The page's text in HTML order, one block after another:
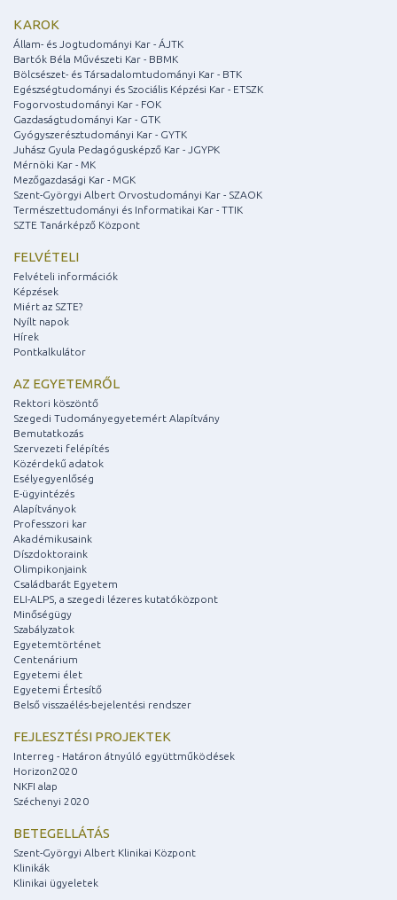
KAROK
Állam- és Jogtudományi Kar - ÁJTK
Bartók Béla Művészeti Kar - BBMK
Bölcsészet- és Társadalomtudományi Kar - BTK
Egészségtudományi és Szociális Képzési Kar - ETSZK
Fogorvostudományi Kar - FOK
Gazdaságtudományi Kar - GTK
Gyógyszerésztudományi Kar - GYTK
Juhász Gyula Pedagógusképző Kar - JGYPK
Mérnöki Kar - MK
Mezőgazdasági Kar - MGK
Szent-Györgyi Albert Orvostudományi Kar - SZAOK
Természettudományi és Informatikai Kar - TTIK
SZTE Tanárképző Központ
FELVÉTELI
Felvételi információk
Képzések
Miért az SZTE?
Nyílt napok
Hírek
Pontkalkulátor
AZ EGYETEMRŐL
Rektori köszöntő
Szegedi Tudományegyetemért Alapítvány
Bemutatkozás
Szervezeti felépítés
Közérdekű adatok
Esélyegyenlőség
E-ügyintézés
Alapítványok
Professzori kar
Akadémikusaink
Díszdoktoraink
Olimpikonjaink
Családbarát Egyetem
ELI-ALPS, a szegedi lézeres kutatóközpont
Minőségügy
Szabályzatok
Egyetemtörténet
Centenárium
Egyetemi élet
Egyetemi Értesítő
Belső visszaélés-bejelentési rendszer
FEJLESZTÉSI PROJEKTEK
Interreg - Határon átnyúló együttműködések
Horizon2020
NKFI alap
Széchenyi 2020
BETEGELLÁTÁS
Szent-Györgyi Albert Klinikai Központ
Klinikák
Klinikai ügyeletek